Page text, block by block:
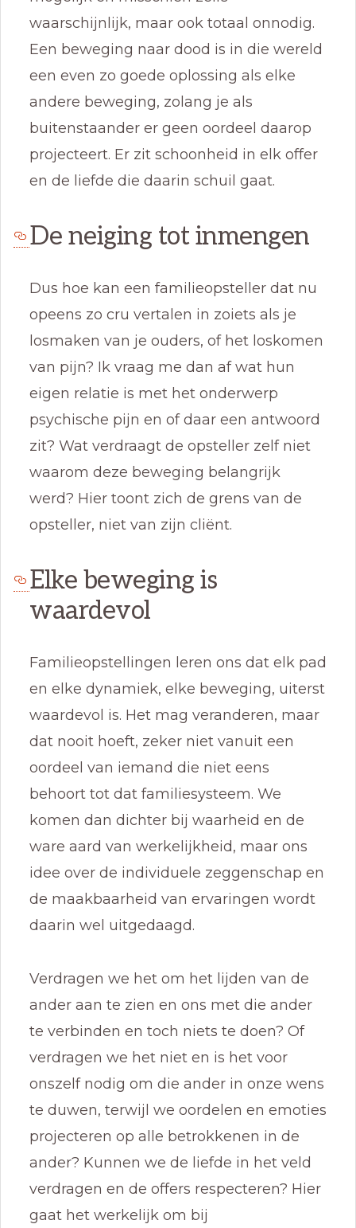
waarschijnlijk, maar ook totaal onnodig.
Een beweging naar dood is in die wereld
een even zo goede oplossing als elke
andere beweging, zolang je als
buitenstaander er geen oordeel daarop
projecteert. Er zit schoonheid in elk offer
en de liefde die daarin schuil gaat.
De neiging tot inmengen
Dus hoe kan een familieopsteller dat nu
opeens zo cru vertalen in zoiets als je
losmaken van je ouders, of het loskomen
van pijn? Ik vraag me dan af wat hun
eigen relatie is met het onderwerp
psychische pijn en of daar een antwoord
zit? Wat verdraagt de opsteller zelf niet
waarom deze beweging belangrijk
werd? Hier toont zich de grens van de
opsteller, niet van zijn cliënt.
Elke beweging is
waardevol
Familieopstellingen leren ons dat elk pad
en elke dynamiek, elke beweging, uiterst
waardevol is. Het mag veranderen, maar
dat nooit hoeft, zeker niet vanuit een
oordeel van iemand die niet eens
behoort tot dat familiesysteem. We
komen dan dichter bij waarheid en de
ware aard van werkelijkheid, maar ons
idee over de individuele zeggenschap en
de maakbaarheid van ervaringen wordt
daarin wel uitgedaagd.
Verdragen we het om het lijden van de
ander aan te zien en ons met die ander
te verbinden en toch niets te doen? Of
verdragen we het niet en is het voor
onszelf nodig om die ander in onze wens
te duwen, terwijl we oordelen en emoties
projecteren op alle betrokkenen in de
ander? Kunnen we de liefde in het veld
verdragen en de offers respecteren? Hier
gaat het werkelijk om bij